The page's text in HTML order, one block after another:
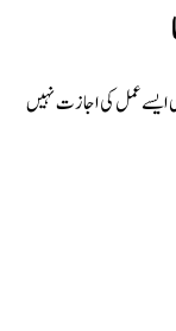
ایسے عمل کی اجازت نہیں